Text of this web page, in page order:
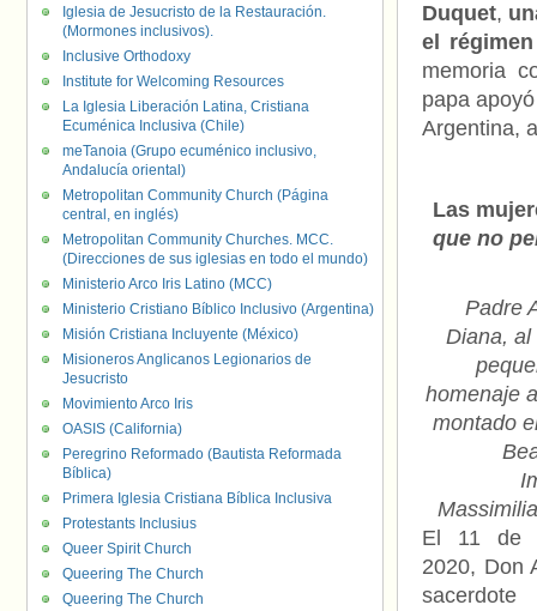
Duquet,
el
memoria
papa
Argentina,
Las
que no
Padre
Diana, al
homenaje
montado
El 11 de
2020, Don
Iglesia de Jesucristo de la Restauración.
(Mormones inclusivos).
Inclusive Orthodoxy
Institute for Welcoming Resources
La Iglesia Liberación Latina, Cristiana
Ecuménica Inclusiva (Chile)
meTanoia (Grupo ecuménico inclusivo,
Andalucía oriental)
Metropolitan Community Church (Página
central, en inglés)
Metropolitan Community Churches. MCC.
(Direcciones de sus iglesias en todo el mundo)
Ministerio Arco Iris Latino (MCC)
Ministerio Cristiano Bíblico Inclusivo (Argentina)
Misión Cristiana Incluyente (México)
Misioneros Anglicanos Legionarios de
Jesucristo
Movimiento Arco Iris
OASIS (California)
Peregrino Reformado (Bautista Reformada
Bíblica)
Primera Iglesia Cristiana Bíblica Inclusiva
Protestants Inclusius
Queer Spirit Church
Queering The Church
Queering The Church